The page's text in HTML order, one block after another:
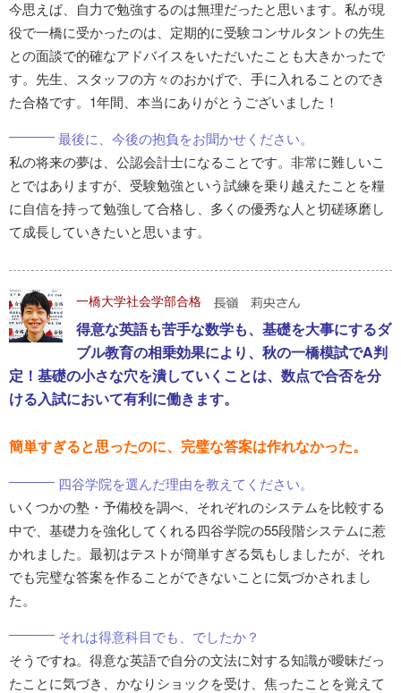
今思えば、自力で勉強するのは無理だったと思います。私が現
役で一橋に受かったのは、定期的に受験コンサルタントの先生
との面談で的確なアドバイスをいただいたことも大きかったで
す。先生、スタッフの方々のおかげで、手に入れることのでき
た合格です。1年間、本当にありがとうございました！
最後に、今後の抱負をお聞かせください。
私の将来の夢は、公認会計士になることです。非常に難しいこ
とではありますが、受験勉強という試練を乗り越えたことを糧
に自信を持って勉強して合格し、多くの優秀な人と切磋琢磨し
て成長していきたいと思います。
一橋大学社会学部合格
得意な英語も苦手な数学も、基礎を大事にするダ
ブル教育の相乗効果により、秋の一橋模試でA判
定！基礎の小さな穴を潰していくことは、数点で合否を分
ける入試において有利に働きます。
簡単すぎると思ったのに、完璧な答案は作れなかった。
四谷学院を選んだ理由を教えてください。
いくつかの塾・予備校を調べ、それぞれのシステムを比較する
中で、基礎力を強化してくれる四谷学院の55段階システムに惹
かれました。最初はテストが簡単すぎる気もしましたが、それ
でも完璧な答案を作ることができないことに気づかされまし
た。
それは得意科目でも、でしたか？
そうですね。得意な英語で自分の文法に対する知識が曖昧だっ
たことに気づき、かなりショックを受け、焦ったことを覚えて